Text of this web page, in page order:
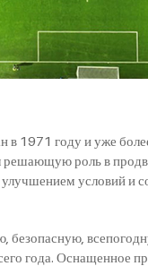
1971 году и уже
роль в
условий и
года. Оснащенное